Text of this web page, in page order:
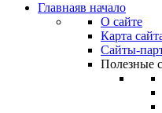
Главнаяв начало
О сайте
Карта
Сайты-
Полезные